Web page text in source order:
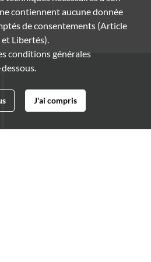
contiennent aucune donnée
de consentements (Article
Libertés).
conditions générales
J'ai compris